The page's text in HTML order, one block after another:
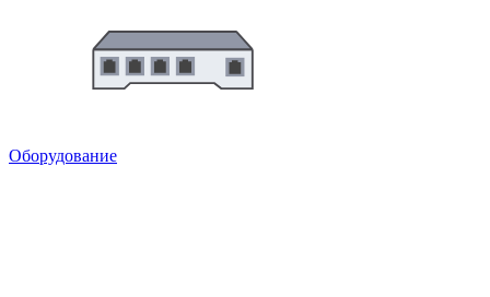
Оборудование